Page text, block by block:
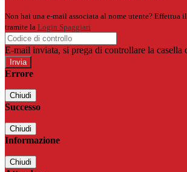
Non hai una e-mail associata al nome utente? Effettua
tramite la Login Spaggiari
E-mail inviata, si prega di controllare la casella
Errore
Chiudi
Successo
Chiudi
Informazione
Chiudi